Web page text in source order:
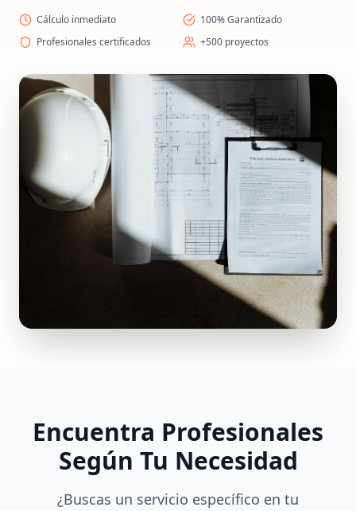
Cálculo inmediato
100% Garantizado
Profesionales certificados
+500 proyectos
Encuentra Profesionales
Según Tu Necesidad
¿Buscas un servicio específico en tu